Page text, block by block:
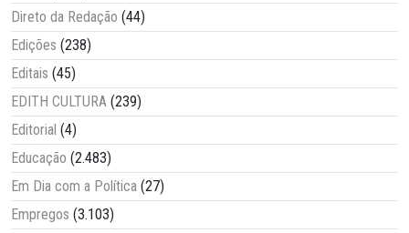
Direto da Redação (44)
Edições (238)
Editais (45)
EDITH CULTURA (239)
Editorial (4)
Educação (2.483)
Em Dia com a Política (27)
Empregos (3.103)